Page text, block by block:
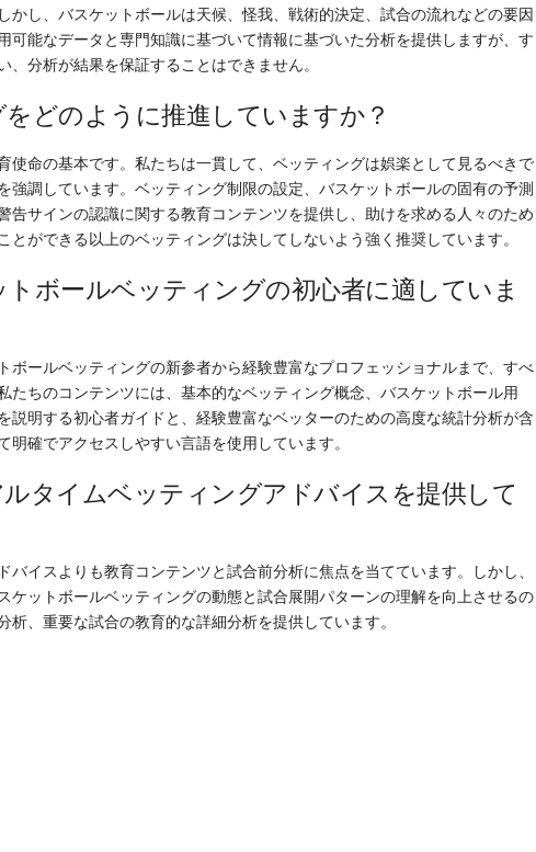
かし、バスケットボールは天候、怪我、戦術的決定、試合の流れなどの要因
可能なデータと専門知識に基づいて情報に基づいた分析を提供しますが、す
分析が結果を保証することはできません。
どのように推進していますか？
使命の基本です。私たちは一貫して、ベッティングは娯楽として見るべきで
強調しています。ベッティング制限の設定、バスケットボールの固有の予測
告サインの認識に関する教育コンテンツを提供し、助けを求める人々のため
ができる以上のベッティングは決してしないよう強く推奨しています。
ボールベッティングの初心者に適していま
ボールベッティングの新参者から経験豊富なプロフェッショナルまで、すべ
たちのコンテンツには、基本的なベッティング概念、バスケットボール用
説明する初心者ガイドと、経験豊富なベッターのための高度な統計分析が含
確でアクセスしやすい言語を使用しています。
タイムベッティングアドバイスを提供して
イスよりも教育コンテンツと試合前分析に焦点を当てています。しかし、
ケットボールベッティングの動態と試合展開パターンの理解を向上させるの
、重要な試合の教育的な詳細分析を提供しています。